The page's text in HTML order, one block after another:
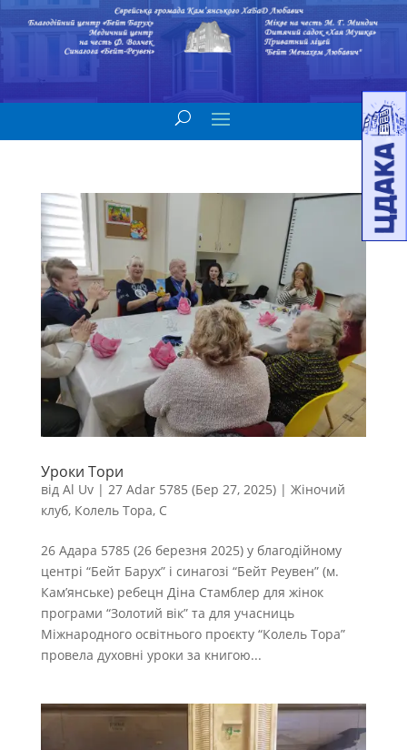
Уроки Тори
від Al Uv| 27 Adar 5785 (Бер 27, 2025)| Жіночий
клуб, Колель Тора, С
26 Адара 5785 (26 березня 2025) у благодійному
центрі “Бейт Барух” і синагозі “Бейт Реувен” (м.
Кам’янське) ребецн Діна Стамблер для жінок
програми “Золотий вік” та для учасниць
Міжнародного освітнього проєкту “Колель Тора”
провела духовні уроки за книгою...